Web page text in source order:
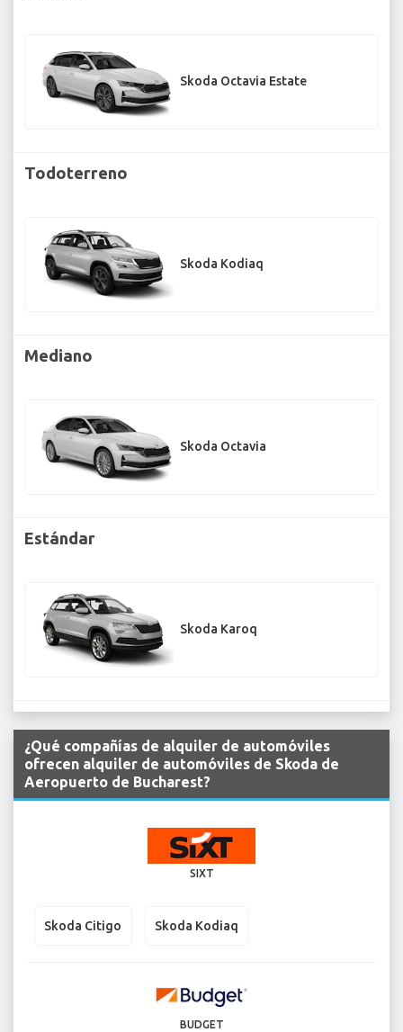
Skoda Octavia Estate
Todoterreno
Skoda Kodiaq
Mediano
Skoda Octavia
Estándar
Skoda Karoq
¿Qué compañías de alquiler de automóviles
ofrecen alquiler de automóviles de Skoda de
Aeropuerto de Bucharest?
SIXT
Skoda Citigo Skoda Kodiaq
BUDGET